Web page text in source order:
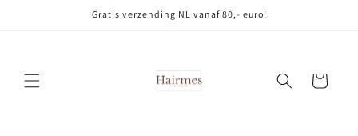
Gratis verzending NL vanaf 80,- euro!
Winkelwagen